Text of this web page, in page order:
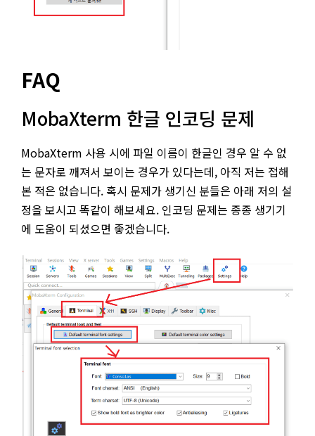
FAQ
MobaXterm 한글 인코딩 문제
MobaXterm 사용 시에 파일 이름이 한글인 경우 알 수 없
는 문자로 깨져서 보이는 경우가 있다는데, 아직 저는 접해
본 적은 없습니다. 혹시 문제가 생기신 분들은 아래 저의 설
정을 보시고 똑같이 해보세요. 인코딩 문제는 종종 생기기
에 도움이 되셨으면 좋겠습니다.